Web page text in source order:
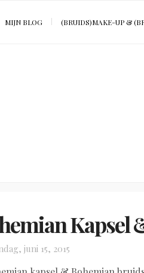
MIJN BLOG (BRUIDS)MAKE-UP &
Kapsel
juni 15, 2015